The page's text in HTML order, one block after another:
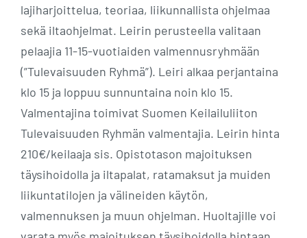
lajiharjoittelua, teoriaa, liikunnallista ohjelmaa
sekä iltaohjelmat. Leirin perusteella valitaan
pelaajia 11-15-vuotiaiden valmennusryhmään
(”Tulevaisuuden Ryhmä”). Leiri alkaa perjantaina
klo 15 ja loppuu sunnuntaina noin klo 15.
Valmentajina toimivat Suomen Keilailuliiton
Tulevaisuuden Ryhmän valmentajia. Leirin hinta
210€/keilaaja sis. Opistotason majoituksen
täysihoidolla ja iltapalat, ratamaksut ja muiden
liikuntatilojen ja välineiden käytön,
valmennuksen ja muun ohjelman. Huoltajille voi